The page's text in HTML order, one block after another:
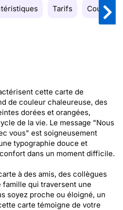
Tarifs Couleurs
cette carte de
de couleur chaleureuse, des
dorées et orangées,
de la vie. Le message "Nous
vous" est soigneusement
typographie douce et
dans un moment difficile.
à des amis, des collègues
qui traversent une
soyez proche ou éloigné, un
carte témoigne de votre